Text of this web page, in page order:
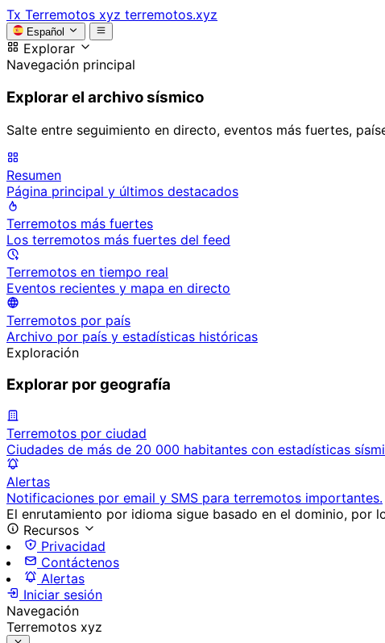
Tx Terremotos xyz terremotos.xyz
Español
Explorar
Navegación principal
Explorar el archivo sísmico
Salte entre seguimiento en directo, eventos más fuertes,
Resumen
Página principal y últimos destacados
Terremotos más fuertes
Los terremotos más fuertes del feed
Terremotos en tiempo real
Eventos recientes y mapa en directo
Terremotos por país
Archivo por país y estadísticas históricas
Exploración
Explorar por geografía
Terremotos por ciudad
Ciudades de más de 20 000 habitantes con estadísticas
Alertas
Notificaciones por email y SMS para terremotos importantes.
El enrutamiento por idioma sigue basado en el dominio, por
Recursos
Privacidad
Contáctenos
Alertas
Iniciar sesión
Navegación
Terremotos xyz